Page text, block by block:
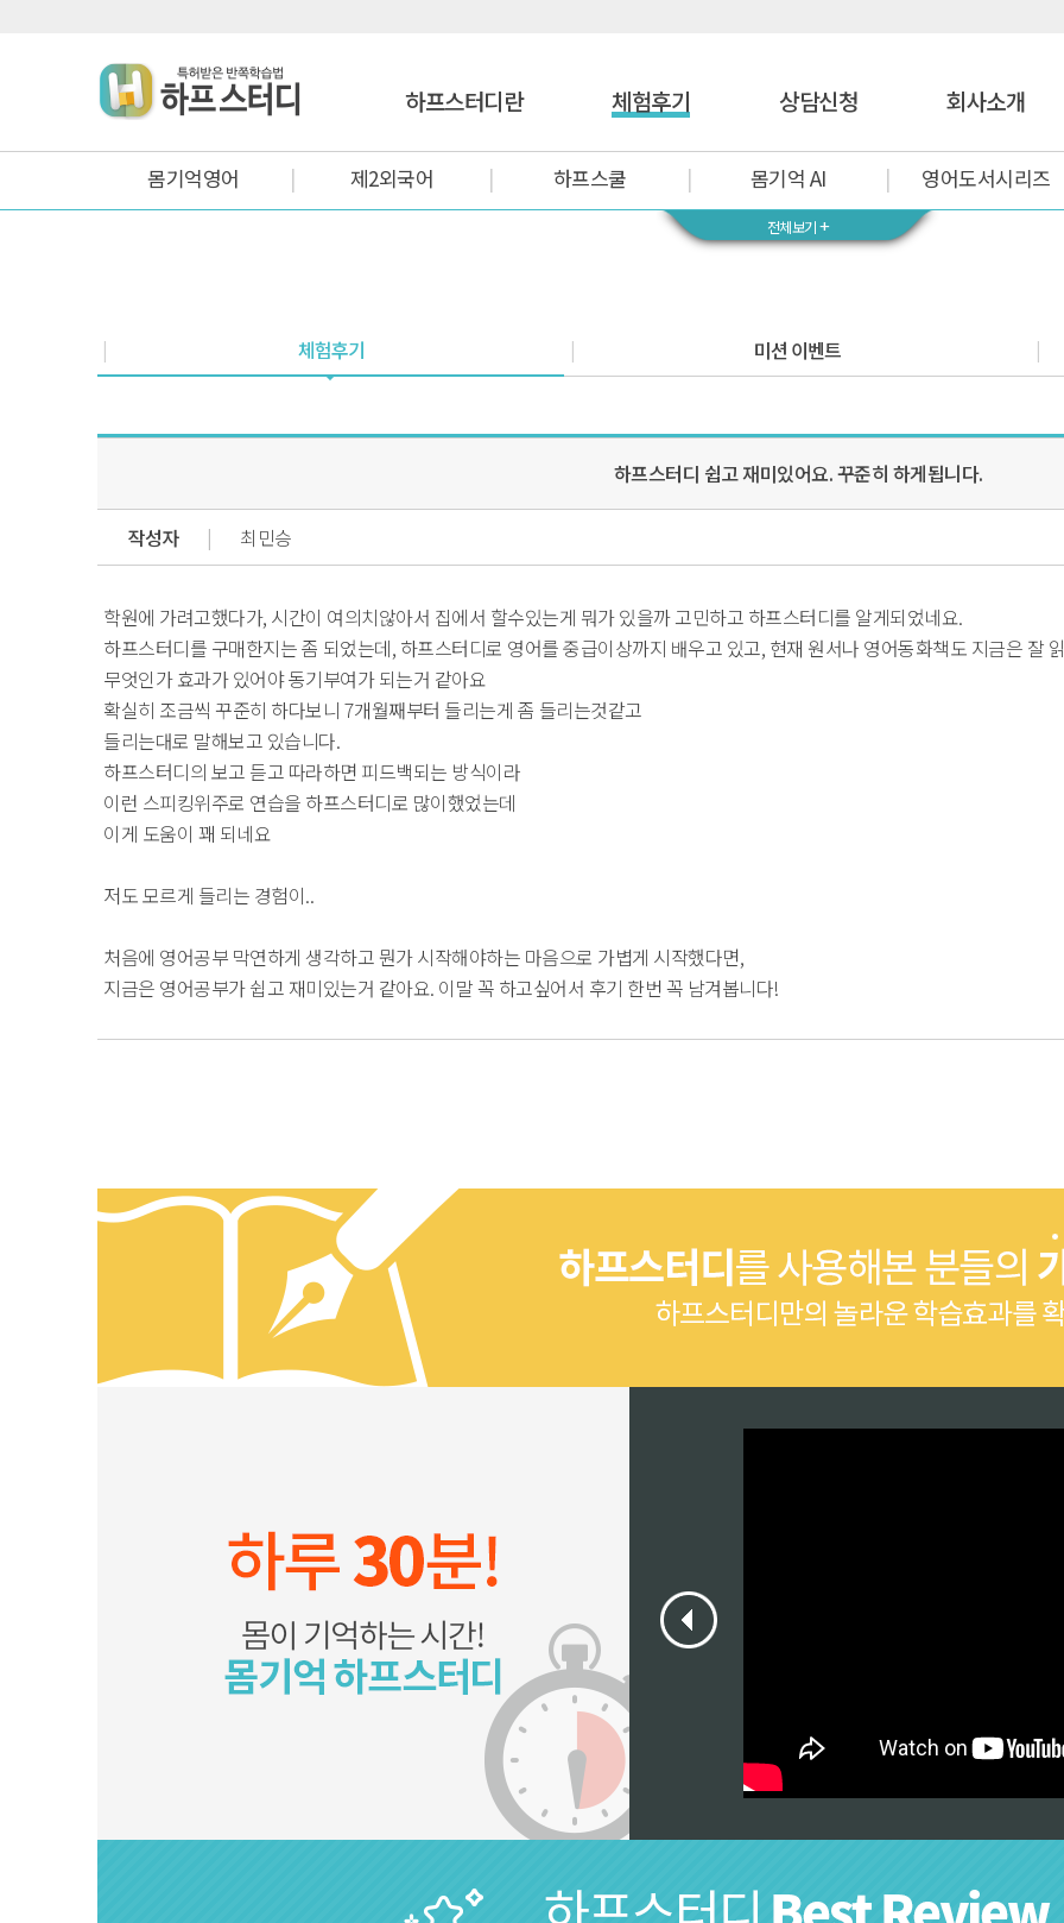
하프스터디란 체험후기 상담신청 회사소개
몸기억영어 제2외국어 하프스쿨 몸기억 AI 영어도서시리즈
전체보기+
체험후기 미션 이벤트
하프스터디 쉽고 재미있어요. 꾸준히 하게됩니다.
작성자 | 최민승
학원에 가려고했다가, 시간이 여의치않아서 집에서 할수있는게 뭐가 있을까 고민하고 하프스터디를 알게되었네요.
하프스터디를 구매한지는 좀 되었는데, 하프스터디로 영어를 중급이상까지 배우고 있고, 현재 원서나 영어동화책도 지금은 잘
무엇인가 효과가 있어야 동기부여가 되는거 같아요
확실히 조금씩 꾸준히 하다보니 7개월째부터 들리는게 좀 들리는것같고
들리는대로 말해보고 있습니다.
하프스터디의 보고 듣고 따라하면 피드백되는 방식이라
이런 스피킹위주로 연습을 하프스터디로 많이했었는데
이게 도움이 꽤 되네요
저도 모르게 들리는 경험이..
처음에 영어공부 막연하게 생각하고 뭔가 시작해야하는 마음으로 가볍게 시작했다면,
지금은 영어공부가 쉽고 재미있는거 같아요. 이말 꼭 하고싶어서 후기 한번 꼭 남겨봅니다!